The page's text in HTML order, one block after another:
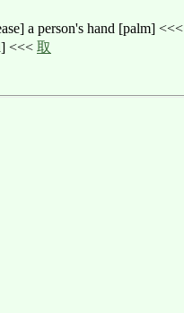
a person's hand [palm] <<<
<<< 取